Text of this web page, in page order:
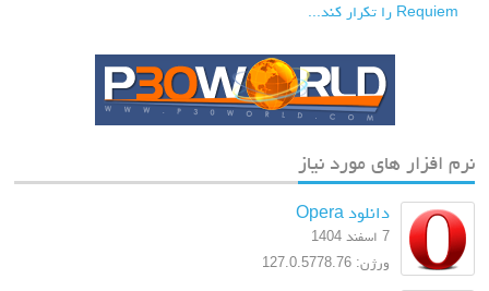
Requiem را تکرار کند...
نرم افزار های مورد نیاز
دانلود Opera
7 اسفند 1404
ورژن: 127.0.5778.76